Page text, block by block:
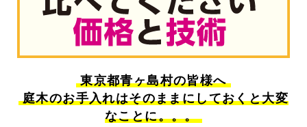
東京都青ヶ島村の皆様へ
庭木のお手入れはそのままにしておくと大変
なことに。。。